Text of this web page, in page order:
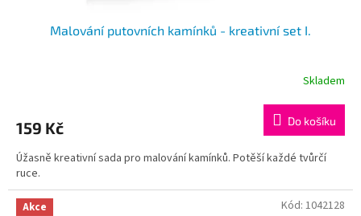
Malování putovních kamínků - kreativní set I.
Skladem
159 Kč Do košíku
Úžasně kreativní sada pro malování kamínků. Potěší každé tvůrčí
ruce.
Akce
Kód: 1042128